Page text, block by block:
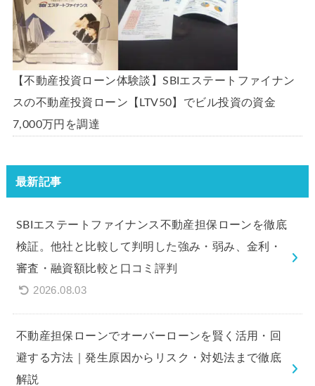
【不動産投資ローン体験談】SBIエステートファイナン
スの不動産投資ローン【LTV50】でビル投資の資金
7,000万円を調達
最新記事
SBIエステートファイナンス不動産担保ローンを徹底
検証。他社と比較して判明した強み・弱み、金利・
審査・融資額比較と口コミ評判
2026.08.03
不動産担保ローンでオーバーローンを賢く活用・回
避する方法｜発生原因からリスク・対処法まで徹底
解説